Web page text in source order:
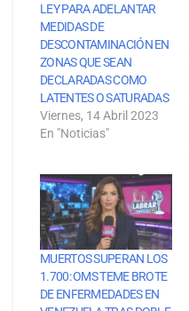
LEY PARA ADELANTAR
MEDIDAS DE
DESCONTAMINACIÓN EN
ZONAS QUE SEAN
DECLARADAS COMO
LATENTES O SATURADAS
Viernes, 14 Abril 2023
En "Noticias"
MUERTOS SUPERAN LOS
1.700: OMS TEME BROTE
DE ENFERMEDADES EN